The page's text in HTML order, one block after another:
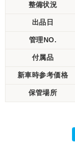
整備状況
出品日
管理NO.
付属品
新車時参考価格
保管場所